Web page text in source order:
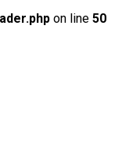
on line 50